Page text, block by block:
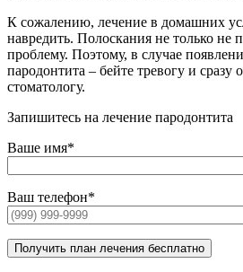
К сожалению, лечение в домашних
навредить. Полоскания не только не
проблему. Поэтому, в случае
пародонтита – бейте тревогу и сразу
стоматологу.
Запишитесь на лечение пародонтита
Ваше имя*
Ваш телефон*